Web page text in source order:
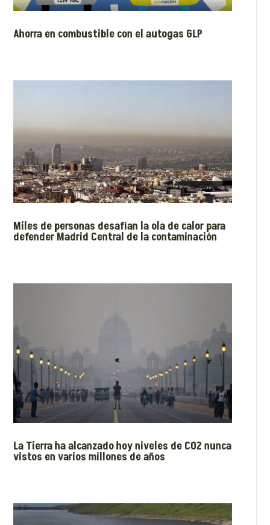
Ahorra en combustible con el autogas GLP
Miles de personas desafían la ola de calor para
defender Madrid Central de la contaminación
La Tierra ha alcanzado hoy niveles de CO2 nunca
vistos en varios millones de años